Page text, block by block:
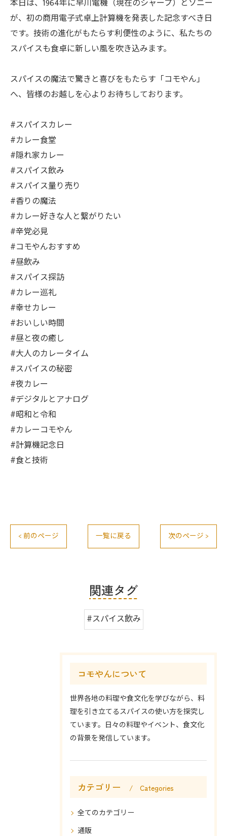
本日は、1964年に早川電機（現在のシャープ）とソニー
が、初の商用電子式卓上計算機を発表した記念すべき日
です。技術の進化がもたらす利便性のように、私たちの
スパイスも食卓に新しい風を吹き込みます。
スパイスの魔法で驚きと喜びをもたらす「コモやん」
へ、皆様のお越しを心よりお待ちしております。
#スパイスカレー
#カレー食堂
#隠れ家カレー
#スパイス飲み
#スパイス量り売り
#香りの魔法
#カレー好きな人と繋がりたい
#辛党必見
#コモやんおすすめ
#昼飲み
#スパイス探訪
#カレー巡礼
#幸せカレー
#おいしい時間
#昼と夜の癒し
#大人のカレータイム
#スパイスの秘密
#夜カレー
#デジタルとアナログ
#昭和と令和
#カレーコモやん
#計算機記念日
#食と技術
< 前のページ 一覧に戻る 次のページ >
関連タグ
#スパイス飲み
コモやんについて
世界各地の料理や食文化を学びながら、料
理を引き立てるスパイスの使い方を探究し
ています。日々の料理やイベント、食文化
の背景を発信しています。
カテゴリー Categories
全てのカテゴリー
通販